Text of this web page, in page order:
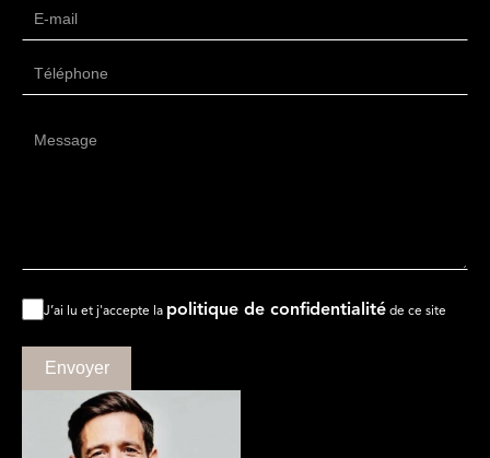
J’ai lu et j'accepte la politique de confidentialité de ce site
Envoyer